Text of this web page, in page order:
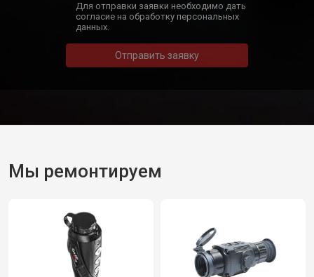
Для отправки заявки необходимо дать
согласие на обработку персональных
данных.
Отправить заявку
Мы ремонтируем